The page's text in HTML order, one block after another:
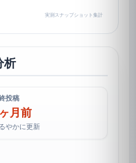
実測スナップショット集計
析
投稿
月前
やかに更新